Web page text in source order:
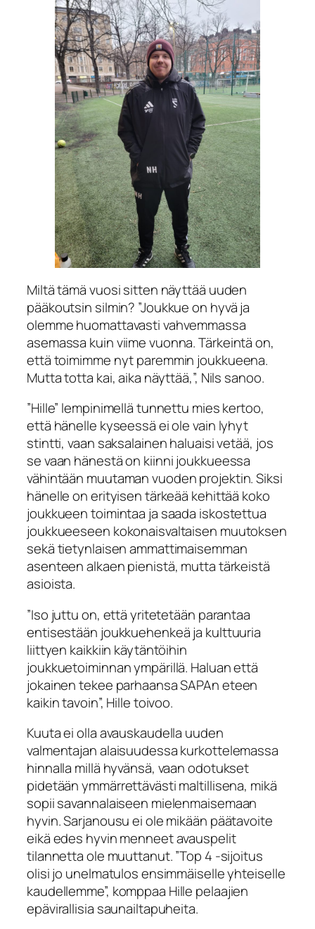
Miltä tämä vuosi sitten näyttää uuden
pääkoutsin silmin? ”Joukkue on hyvä ja
olemme huomattavasti vahvemmassa
asemassa kuin viime vuonna. Tärkeintä on,
että toimimme nyt paremmin joukkueena.
Mutta totta kai, aika näyttää,”, Nils sanoo.
”Hille” lempinimellä tunnettu mies kertoo,
että hänelle kyseessä ei ole vain lyhyt
stintti, vaan saksalainen haluaisi vetää, jos
se vaan hänestä on kiinni joukkueessa
vähintään muutaman vuoden projektin. Siksi
hänelle on erityisen tärkeää kehittää koko
joukkueen toimintaa ja saada iskostettua
joukkueeseen kokonaisvaltaisen muutoksen
sekä tietynlaisen ammattimaisemman
asenteen alkaen pienistä, mutta tärkeistä
asioista.
”Iso juttu on, että yritetetään parantaa
entisestään joukkuehenkeä ja kulttuuria
liittyen kaikkiin käytäntöihin
joukkuetoiminnan ympärillä. Haluan että
jokainen tekee parhaansa SAPAn eteen
kaikin tavoin”, Hille toivoo.
Kuuta ei olla avauskaudella uuden
valmentajan alaisuudessa kurkottelemassa
hinnalla millä hyvänsä, vaan odotukset
pidetään ymmärrettävästi maltillisena, mikä
sopii savannalaiseen mielenmaisemaan
hyvin. Sarjanousu ei ole mikään päätavoite
eikä edes hyvin menneet avauspelit
tilannetta ole muuttanut. ”Top 4 -sijoitus
olisi jo unelmatulos ensimmäiselle yhteiselle
kaudellemme”, komppaa Hille pelaajien
epävirallisia saunailtapuheita.